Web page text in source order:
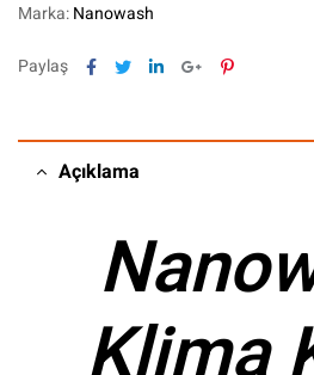
Marka:Nanowash
Paylaş Facebook
TwitterLinkedinGoogle+Pinterest
Açıklama